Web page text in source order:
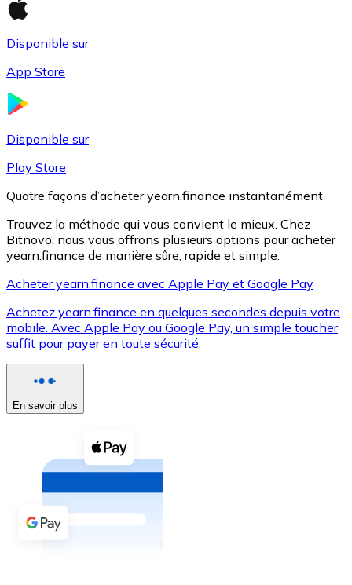
XRP
XRP
Voir toutes
Coupons crypto
Achetez des cryptomonnaies en espèces et d'autres
Acheter avec espèces
Virement SEPA
Disponible sur
App Store
Disponible sur
Play Store
Quatre façons d’acheter yearn.finance instantanément
Trouvez la méthode qui vous convient le mieux. Chez
Bitnovo, nous vous offrons plusieurs options pour acheter
yearn.finance de manière sûre, rapide et simple.
Acheter yearn.finance avec Apple Pay et Google Pay
Achetez yearn.finance en quelques secondes depuis votre
mobile. Avec Apple Pay ou Google Pay, un simple toucher
suffit pour payer en toute sécurité.
En savoir plus